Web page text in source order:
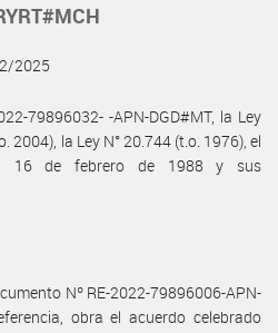
2025
79896032- -APN-DGD#MT, la Ley
2004), la Ley N° 20.744 (t.o. 1976), el
16 de febrero de 1988 y sus
Nº RE-2022-79896006-APN-
obra el acuerdo celebrado